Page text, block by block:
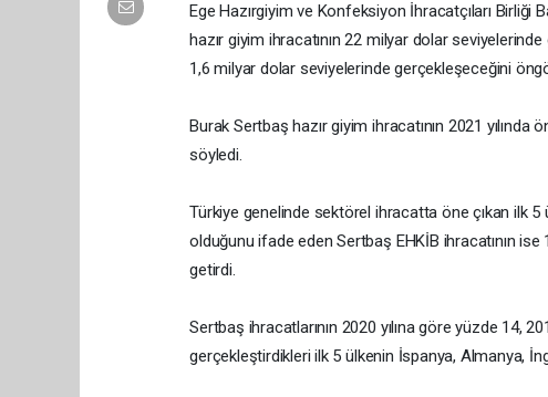
Ege Hazırgiyim ve Konfeksiyon İhracatçıları Birliği
hazır giyim ihracatının 22 milyar dolar
1,6 milyar dolar seviyelerinde gerçekleşeceğini
Burak Sertbaş hazır giyim ihracatının 2021
söyledi.
Türkiye genelinde sektörel ihracatta öne çıkan ilk
olduğunu ifade eden Sertbaş EHKİB ihracatının
getirdi.
Sertbaş ihracatlarının 2020 yılına göre yüzde 14,
gerçekleştirdikleri ilk 5 ülkenin İspanya, Almanya,